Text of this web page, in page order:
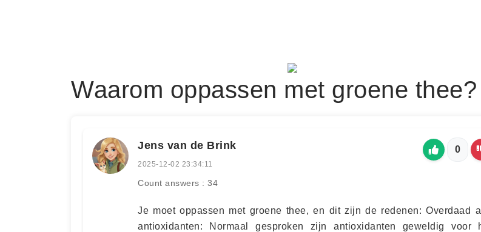
Waarom oppassen met groene thee?
Jens van de Brink
2025-12-02 23:34:11
Count answers : 34
0
Je moet oppassen met groene thee, en dit zijn de redenen: Overdaad
antioxidanten: Normaal gesproken zijn antioxidanten geweldig voor